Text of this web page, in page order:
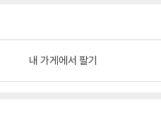
내 가게에서 팔기